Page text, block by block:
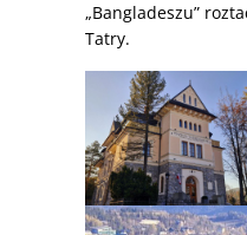
„Bangladeszu”
Tatry.